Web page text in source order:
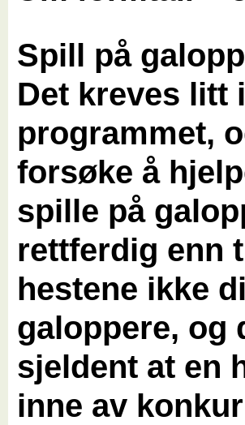
Spill på
Det kreves litt
programmet,
forsøke å
spille på
rettferdig enn
hestene ikke
galoppere, og
sjeldent at en
inne av